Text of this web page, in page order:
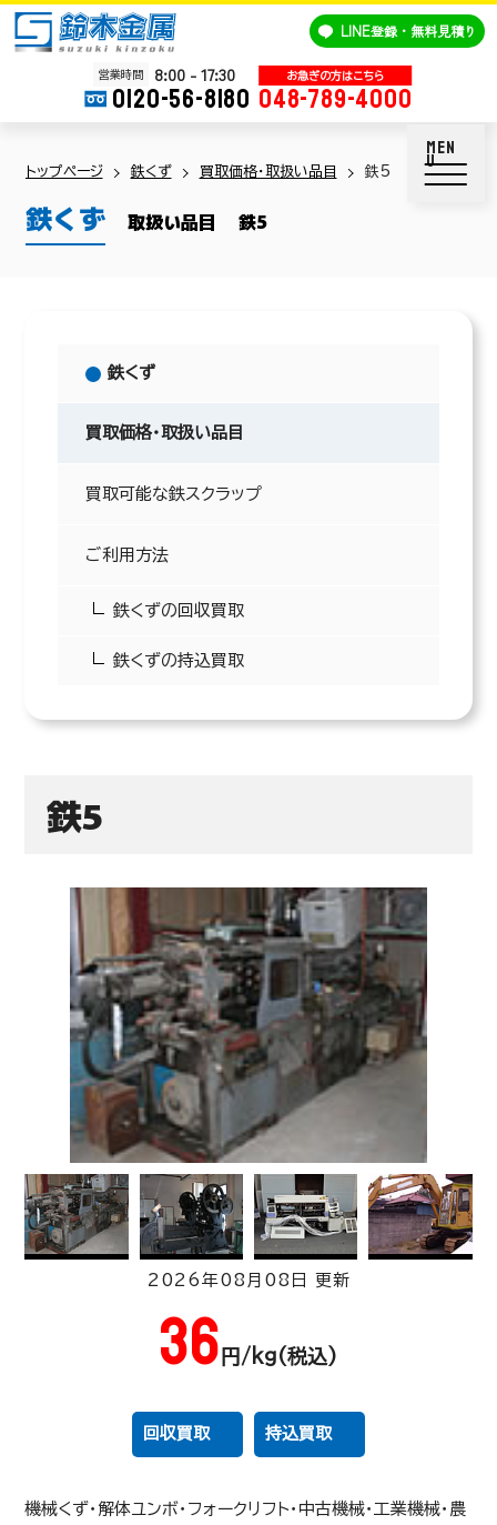
光特号銅線
0120-56-8180 048-789-4000
LINE登録・無料見積り
営業時間 8:00 - 17:30
トップページ 鉄くず 買取価格・取扱い品目 鉄5
鉄くず 取扱い品目 鉄5
鉄くず
買取価格・取扱い品目
買取可能な鉄スクラップ
ご利用方法
鉄くずの回収買取
鉄くずの持込買取
鉄5
2026年08月08日 更新
36 円/kg(税込)
回収買取 持込買取
機械くず・解体ユンボ・フォークリフト・中古機械・工業機械・農